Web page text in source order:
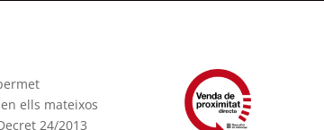
ells mateixos
24/2013